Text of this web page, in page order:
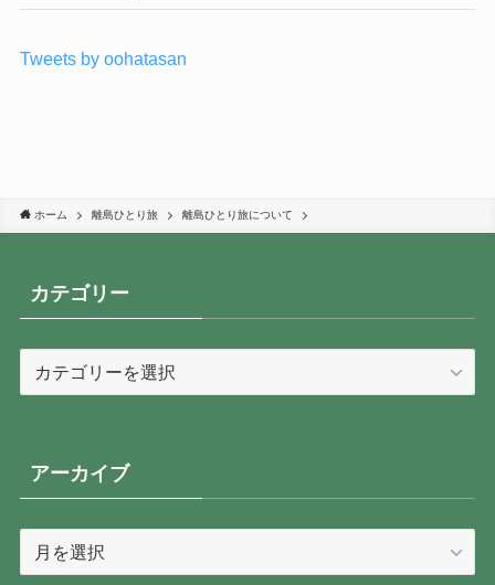
Tweets by oohatasan
ホーム 離島ひとり旅 離島ひとり旅について
カテゴリー
ーアーカイブ